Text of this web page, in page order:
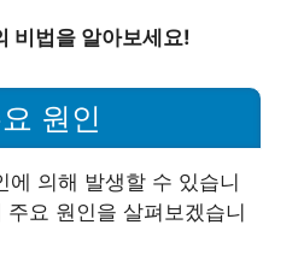
비법을 알아보세요!
원인
에 의해 발생할 수 있습니
요 원인을 살펴보겠습니